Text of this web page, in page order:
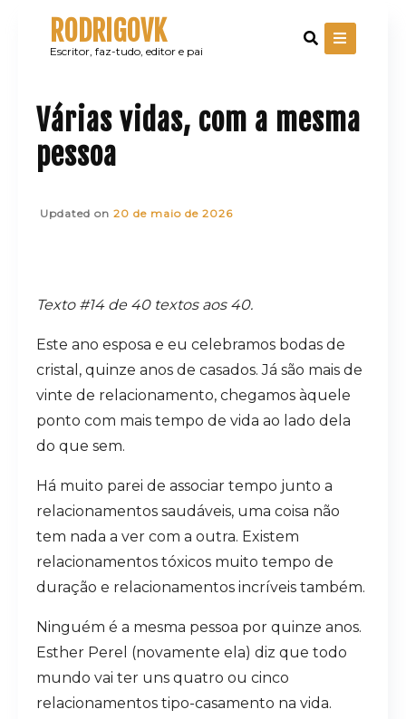
contentRODRIGOVK
Escritor, faz-tudo, editor e pai
Várias vidas, com a mesma
pessoa
Updated on 20 de maio de 2026
Texto #14 de 40 textos aos 40.
Este ano esposa e eu celebramos bodas de
cristal, quinze anos de casados. Já são mais de
vinte de relacionamento, chegamos àquele
ponto com mais tempo de vida ao lado dela
do que sem.
Há muito parei de associar tempo junto a
relacionamentos saudáveis, uma coisa não
tem nada a ver com a outra. Existem
relacionamentos tóxicos muito tempo de
duração e relacionamentos incríveis também.
Ninguém é a mesma pessoa por quinze anos.
Esther Perel (novamente ela) diz que todo
mundo vai ter uns quatro ou cinco
relacionamentos tipo-casamento na vida.